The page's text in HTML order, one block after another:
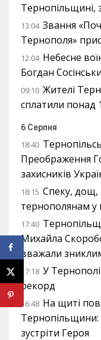
13:04 Звання
Тернополя»
12:04 Небесне
Богдан
09:10 Жителі
сплатили понад
6 Серпня
18:40
Преображення
захисників
18:15 Спеку, дощ,
тернополянам у
17:40
Михайла
вважали
17:18 У
рекорд
16:48 На щиті
Тернопільщини:
зустріти Героя